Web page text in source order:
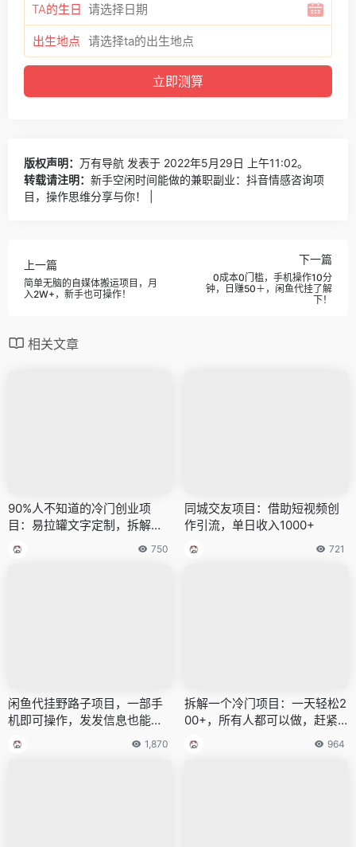
TA的生日
出生地点
版权声明： 万有导航 发表于 2022年5月29日 上午11:02。
转载请注明： 新手空闲时间能做的兼职副业：抖音情感咨询项
目，操作思维分享与你！ |
上一篇
简单无脑的自媒体搬运项目，月
入2W+，新手也可操作！
下一篇
0成本0门槛，手机操作10分
钟，日赚50＋，闲鱼代挂了解
下！
相关文章
90%人不知道的冷门创业项
目：易拉罐文字定制，拆解分
享给你学习！
750
同城交友项目：借助短视频创
作引流，单日收入1000+
721
闲鱼代挂野路子项目，一部手
机即可操作，发发信息也能赚
1,870
拆解一个冷门项目：一天轻松2
00+，所有人都可以做，赶紧
964